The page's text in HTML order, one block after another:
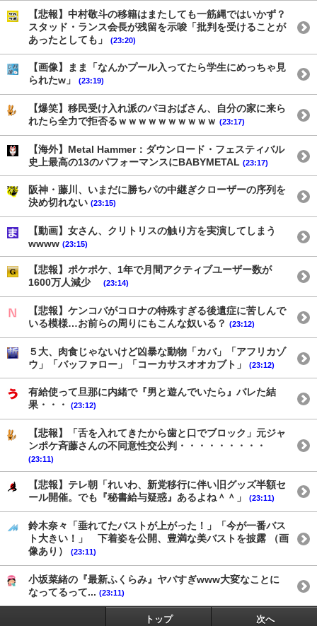
【悲報】中村敬斗の移籍はまたしても一筋縄ではいかず？
スタッド・ランス会長が残留を示唆「批判を受けることが
あったとしても」
(23:20)
【画像】まま「なんかプール入ってたら学生にめっちゃ見
られたw」
(23:19)
【爆笑】移民受け入れ派のパヨおばさん、自分の家に来ら
れたら全力で拒否るｗｗｗｗｗｗｗｗｗｗ (23:17)
【海外】Metal Hammer：ダウンロード・フェスティバル
史上最高の13のパフォーマンスにBABYMETAL (23:17)
阪神・藤川、いまだに勝ちパの中継ぎクローザーの序列を
決め切れない (23:15)
【動画】女さん、クリトリスの触り方を実演してしまう
wwww (23:15)
【悲報】ポケポケ、1年で月間アクティブユーザー数が
1600万人減少
(23:14)
【悲報】ケンコバがコロナの特殊すぎる後遺症に苦しんで
いる模様…お前らの周りにもこんな奴いる？ (23:12)
５大、肉食じゃないけど凶暴な動物「カバ」「アフリカゾ
ウ」「バッファロー」「コーカサスオオカブト」
(23:12)
有給使って旦那に内緒で『男と遊んでいたら』バレた結
果・・・
(23:12)
【悲報】「舌を入れてきたから歯と口でブロック」元ジャ
ンポケ斉藤さんの不同意性交公判・・・・・・・・・
(23:11)
【悲報】テレ朝「れいわ、新党移行に伴い旧グッズ半額セ
ール開催。でも『秘書給与疑惑』あるよね＾＾」
(23:11)
鈴木奈々「垂れてたバストが上がった！」「今が一番バス
ト大きい！」 下着姿を公開、豊満な美バストを披露 （画
像あり）
(23:11)
小坂菜緒の『最新ふくらみ』ヤバすぎwww大変なことに
なってるって... (23:11)
トップ 次へ